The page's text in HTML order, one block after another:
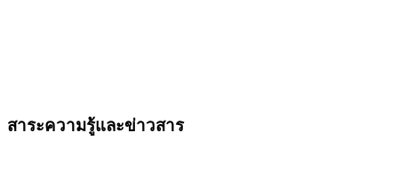
สาระความรู้และข่าวสาร